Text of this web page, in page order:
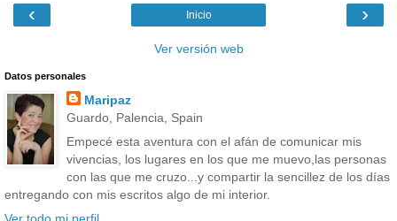
‹ ›
Inicio
Ver versión web
Datos personales
Maripaz
Guardo, Palencia, Spain
Empecé esta aventura con el afán de comunicar mis
vivencias, los lugares en los que me muevo,las personas
con las que me cruzo...y compartir la sencillez de los días
entregando con mis escritos algo de mi interior.